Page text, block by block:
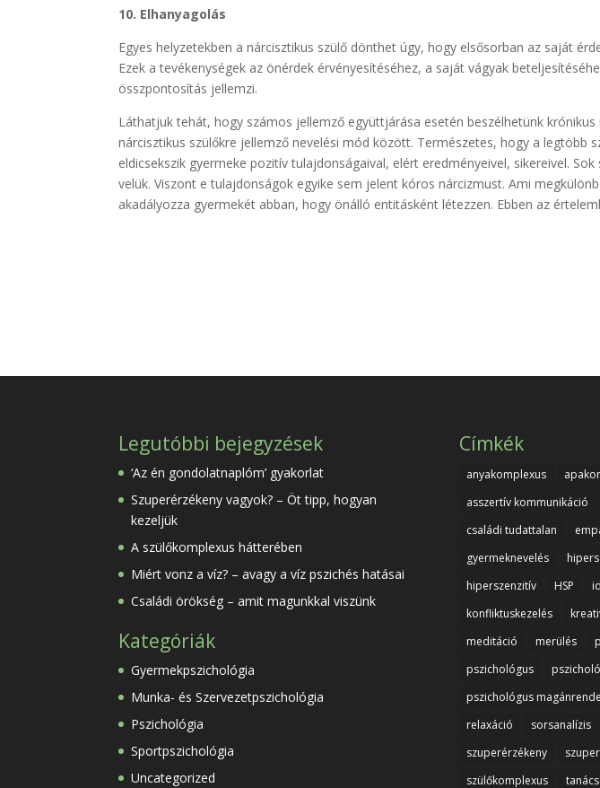
10. Elhanyagolás
Egyes helyzetekben a nárcisztikus szülő dönthet úgy, hogy elsősorban az saját
Ezek a tevékenységek az önérdek érvényesítéséhez, a saját vágyak
összpontosítás jellemzi.
Láthatjuk tehát, hogy számos jellemző együttjárása esetén beszélhetünk
nárcisztikus szülőkre jellemző nevelési mód között. Természetes, hogy a legtöbb
eldicsekszik gyermeke pozitív tulajdonságaival, elért eredményeivel, sikereivel.
velük. Viszont e tulajdonságok egyike sem jelent kóros nárcizmust. Ami
akadályozza gyermekét abban, hogy önálló entitásként létezzen. Ebben az
Legutóbbi bejegyzések
‘Az én gondolatnaplóm’ gyakorlat
Szuperérzékeny vagyok? – Öt tipp, hogyan
kezeljük
A szülőkomplexus hátterében
Miért vonz a víz? – avagy a víz pszichés hatásai
Családi örökség – amit magunkkal viszünk
Kategóriák
Gyermekpszichológia
Munka- és Szervezetpszichológia
Pszichológia
Sportpszichológia
Uncategorized
Címkék
anyakomplexus
asszertív kommunikáció
családi tudattalan
gyermeknevelés
hiperszenzitív
HSP
konfliktuskezelés
meditáció
merülés
pszichológus
pszichológus
relaxáció
sorsanalízis
szuperérzékeny
szülőkomplexus